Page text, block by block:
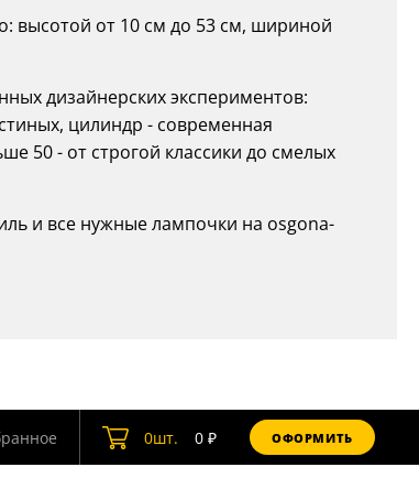
высотой от 10 см до 53 см, шириной
дизайнерских экспериментов:
цилиндр - современная
50 - от строгой классики до смелых
и все нужные лампочки на osgona-
0шт. 0₽ ОФОРМИТЬ